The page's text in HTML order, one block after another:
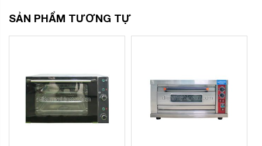
SẢN PHẨM TƯƠNG TỰ